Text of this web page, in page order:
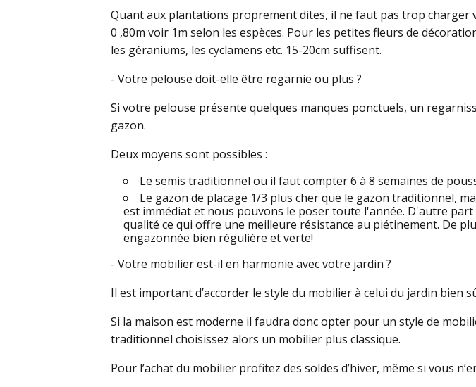
Quant aux plantations proprement dites, il ne faut pas trop charger
0 ,80m voir 1m selon les espèces. Pour les petites fleurs de
les géraniums, les cyclamens etc. 15-20cm suffisent.
- Votre pelouse doit-elle être regarnie ou plus ?
Si votre pelouse présente quelques manques ponctuels, un
gazon.
Deux moyens sont possibles :
Le semis traditionnel ou il faut compter 6 à 8 semaines de
Le gazon de placage 1/3 plus cher que le gazon traditionnel,
est immédiat et nous pouvons le poser toute l'année. D'autre
qualité ce qui offre une meilleure résistance au piétinement. De
engazonnée bien régulière et verte!
- Votre mobilier est-il en harmonie avec votre jardin ?
Il est important d’accorder le style du mobilier à celui du jardin bien
Si la maison est moderne il faudra donc opter pour un style de
traditionnel choisissez alors un mobilier plus classique.
Pour l’achat du mobilier profitez des soldes d’hiver, même si vous